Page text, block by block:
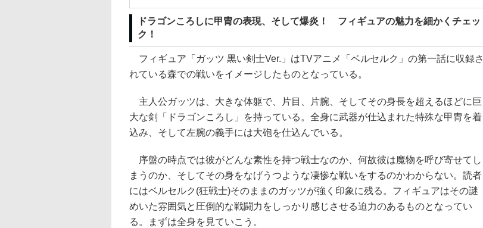
ドラゴンころしに甲冑の表現、そして爆炎！ フィギュアの魅力を細かくチェッ
ク！
フィギュア「ガッツ 黒い剣士Ver.」はTVアニメ「ベルセルク」の第一話に収録さ
れている森での戦いをイメージしたものとなっている。
主人公ガッツは、大きな体躯で、片目、片腕、そしてその身長を超えるほどに巨
大な剣「ドラゴンころし」を持っている。全身に武器が仕込まれた特殊な甲冑を着
込み、そして左腕の義手には大砲を仕込んでいる。
序盤の時点では彼がどんな素性を持つ戦士なのか、何故彼は魔物を呼び寄せてし
まうのか、そしてその身をなげうつような凄惨な戦いをするのかわからない。読者
にはベルセルク(狂戦士)そのままのガッツが強く印象に残る。フィギュアはその謎
めいた雰囲気と圧倒的な戦闘力をしっかり感じさせる迫力のあるものとなってい
る。まずは全身を見ていこう。